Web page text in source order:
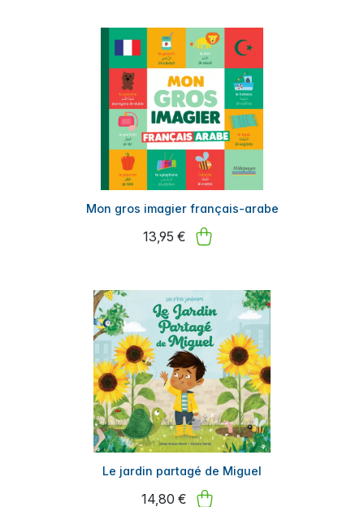
Mon gros imagier français-arabe
13,95 €
Le jardin partagé de Miguel
14,80 €